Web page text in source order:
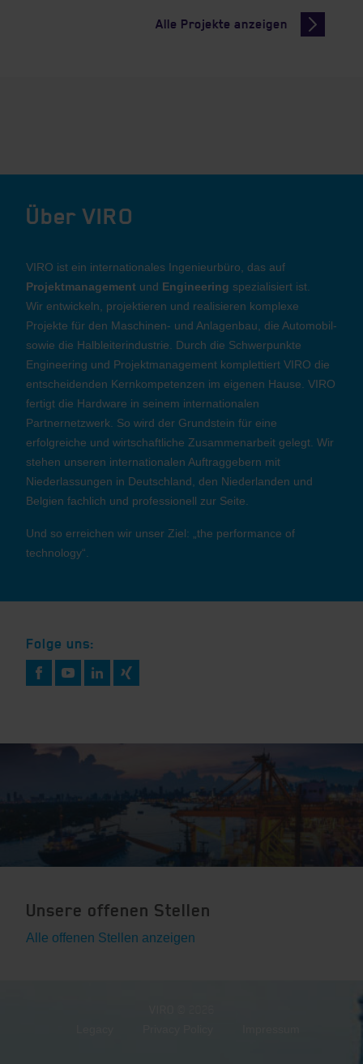
Alle Projekte anzeigen
Über VIRO
VIRO ist ein internationales Ingenieurbüro, das auf
Projektmanagement und Engineering spezialisiert ist.
Wir entwickeln, projektieren und realisieren komplexe
Projekte für den Maschinen- und Anlagenbau, die Automobil-
sowie die Halbleiterindustrie. Durch die Schwerpunkte
Engineering und Projektmanagement komplettiert VIRO die
entscheidenden Kernkompetenzen im eigenen Hause. VIRO
fertigt die Hardware in seinem internationalen
Partnernetzwerk. So wird der Grundstein für eine
erfolgreiche und wirtschaftliche Zusammenarbeit gelegt. Wir
stehen unseren internationalen Auftraggebern mit
Niederlassungen in Deutschland, den Niederlanden und
Belgien fachlich und professionell zur Seite.
Und so erreichen wir unser Ziel: „the performance of
technology“.
Folge uns:
Unsere offenen Stellen
Alle offenen Stellen anzeigen